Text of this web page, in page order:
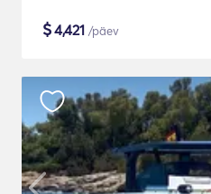
$4,421 /päev